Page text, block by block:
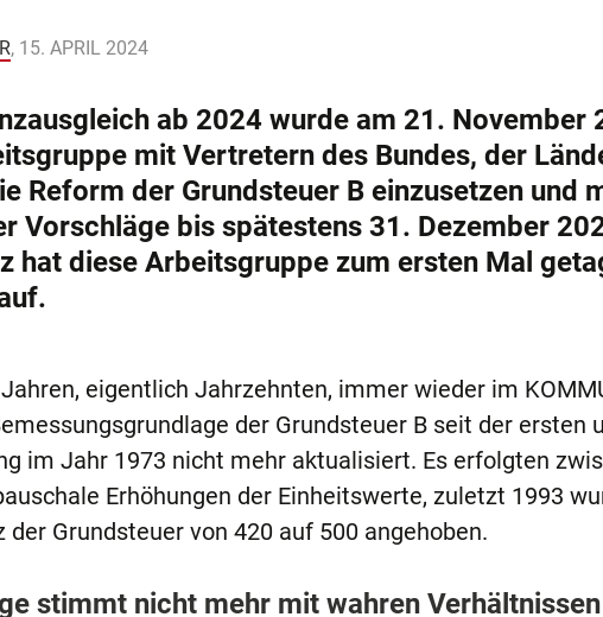
, 15. APRIL 2024
ab 2024 wurde am 21. November
mit Vertretern des Bundes, der
Reform der Grundsteuer B einzusetzen und
Vorschläge bis spätestens 31. Dezember
hat diese Arbeitsgruppe zum ersten Mal
eigentlich Jahrzehnten, immer wieder im
der Grundsteuer B seit der ersten
im Jahr 1973 nicht mehr aktualisiert. Es erfolgten
Erhöhungen der Einheitswerte, zuletzt 1993
Grundsteuer von 420 auf 500 angehoben.
stimmt nicht mehr mit wahren Verhältnissen